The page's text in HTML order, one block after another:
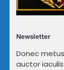
Newsletter
Donec
auctor